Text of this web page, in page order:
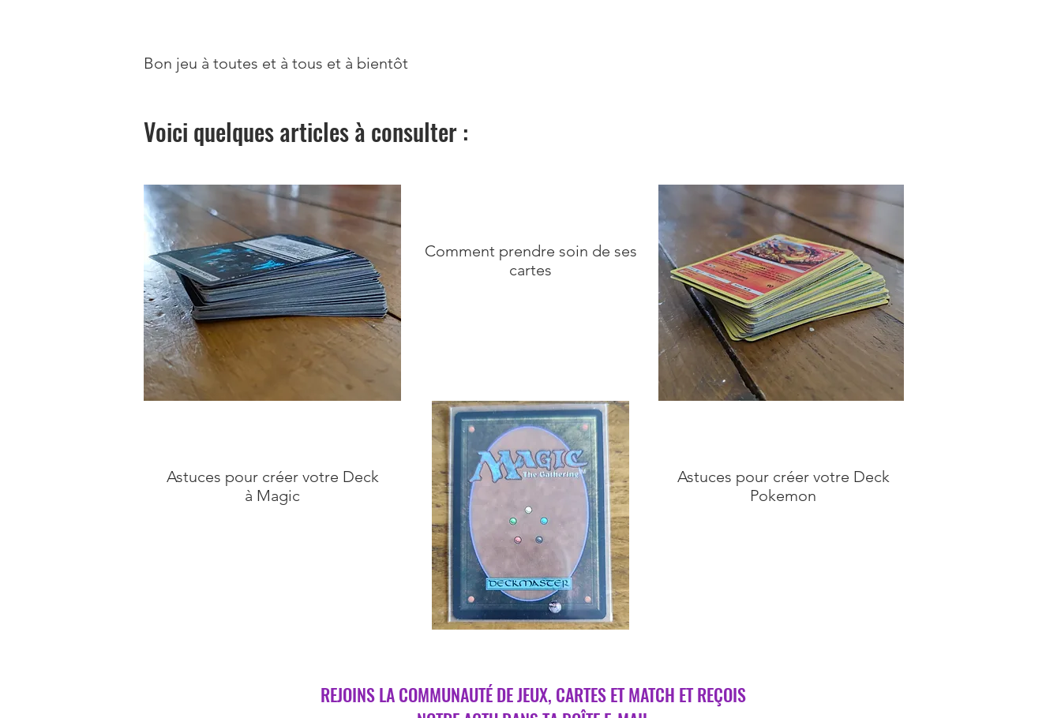
Bon jeu à toutes et à tous et à bientôt ​
Voici quelques articles à consulter :
Astuces pour créer votre Deck
à Magic
Comment prendre soin de ses
cartes
Astuces pour créer votre Deck
Pokemon
REJOINS LA COMMUNAUTÉ DE JEUX, CARTES ET MATCH ET REÇOIS